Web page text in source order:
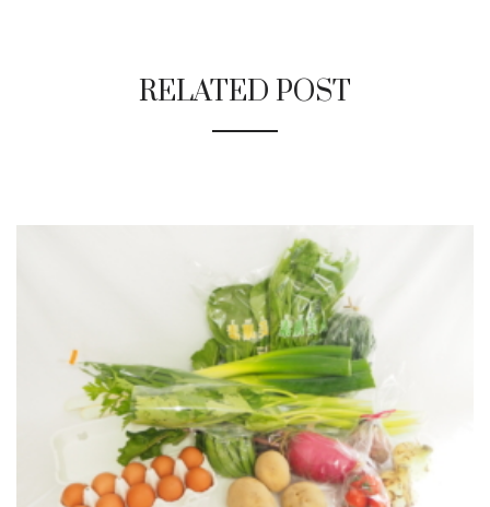
RELATED POST